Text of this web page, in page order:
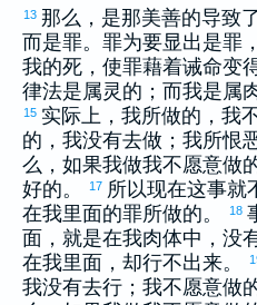
13 那么，是那美善的导致
而是罪。罪为要显出是罪
我的死，使罪藉着诫命变
律法是属灵的；而我是属
15 实际上，我所做的，我
的，我没有去做；我所恨
么，如果我做我不愿意做
好的。
17 所以现在这事就
在我里面的罪所做的。
18
面，就是在我肉体中，没
在我里面，却行不出来。
我没有去行；我不愿意做